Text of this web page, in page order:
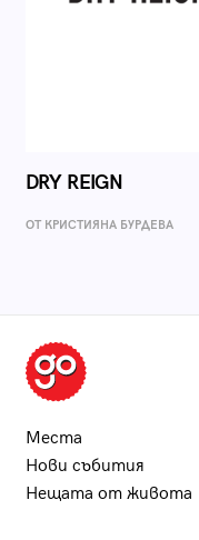
DRY REIGN
ОТ КРИСТИЯНА БУРДЕВА
Места
Нови събития
Нещата от живота